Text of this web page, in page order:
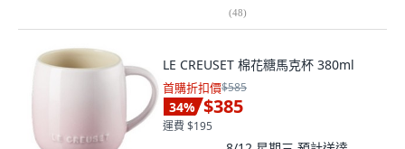
(48)
LE CREUSET 棉花糖馬克杯 380ml
首購折扣價$585
34% $385
運費 $195